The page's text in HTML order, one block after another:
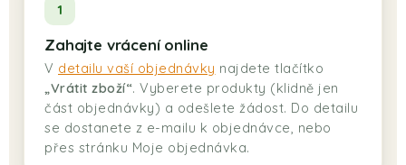
SEZÓNNÍ BESTSELLERY
NOVINKY
OBLÍBENÉ ZNAČKY
EKO FRIENDLY
1
Zahajte vrácení online
V detailu vaší objednávky najdete tlačítko
„Vrátit zboží“. Vyberete produkty (klidně jen
část objednávky) a odešlete žádost. Do detailu
se dostanete z e-mailu k objednávce, nebo
přes stránku Moje objednávka.